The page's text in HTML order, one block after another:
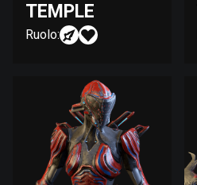
TEMPLE
Ruolo: